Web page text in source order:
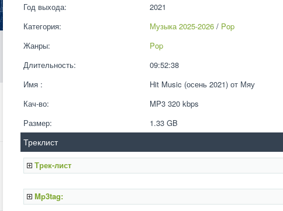
Год выхода:
2021
Категория:
Музыка 2025-2026 / Pop
Жанры:
Pop
Длительность:
09:52:38
Имя :
Hit Music (осень 2021) от Мяу
Кач-во:
MP3 320 kbps
Размер:
1.33 GB
Треклист
Трек-лист
Mp3tag: